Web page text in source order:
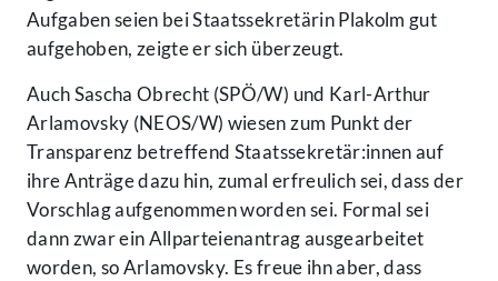
Aufgaben seien bei Staatssekretärin Plakolm gut
aufgehoben, zeigte er sich überzeugt.
Auch Sascha Obrecht (SPÖ/W) und Karl-Arthur
Arlamovsky (NEOS/W) wiesen zum Punkt der
Transparenz betreffend Staatssekretär:innen auf
ihre Anträge dazu hin, zumal erfreulich sei, dass der
Vorschlag aufgenommen worden sei. Formal sei
dann zwar ein Allparteienantrag ausgearbeitet
worden, so Arlamovsky. Es freue ihn aber, dass